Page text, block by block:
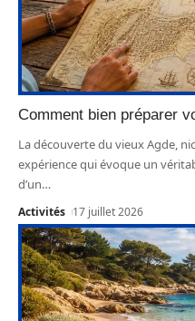
Comment bien préparer
La découverte du vieux Agde,
expérience qui évoque un
d’un…
Activités 17 juillet 2026